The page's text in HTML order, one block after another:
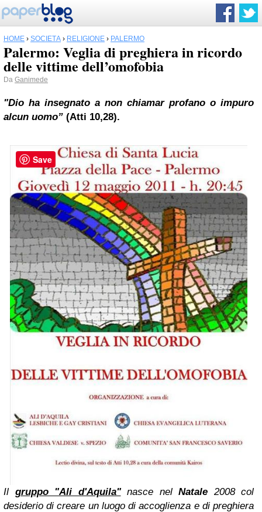
HOME › SOCIETÀ › RELIGIONE › PALERMO
Palermo: Veglia di preghiera in ricordo
delle vittime dell’omofobia
Da Ganimede
"Dio ha insegnato a non chiamar profano o impuro
alcun uomo” (Atti 10,28).
Il gruppo "Ali d'Aquila"nasce nel Natale 2008 col
desiderio di creare un luogo di accoglienza e di preghiera
Save